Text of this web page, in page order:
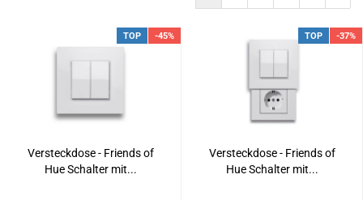
TOP -45%
Versteckdose - Friends of
Hue Schalter mit...
TOP -37%
Versteckdose - Friends of
Hue Schalter mit...